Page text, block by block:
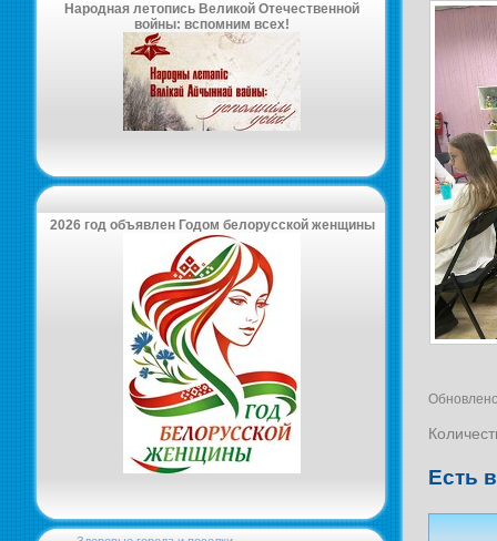
Народная летопись Великой Отечественной
войны: вспомним всех!
2026 год объявлен Годом белорусской женщины
Есть